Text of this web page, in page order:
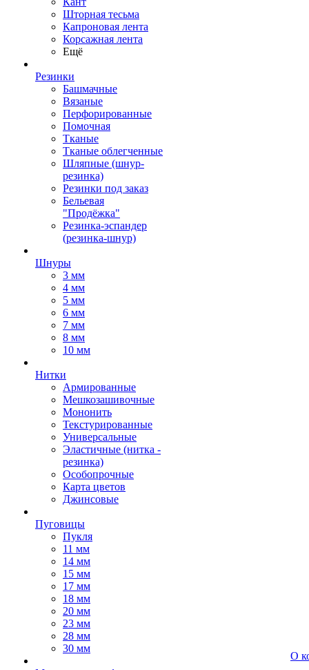
Шторная тесьма
Капроновая лента
Корсажная лента
Ещё
Резинки
Башмачные
Вязаные
Перфорированные
Помочная
Тканые
Тканые облегченные
Шляпные (шнур-
резинка)
Резинки под заказ
Бельевая
"Продёжка"
Резинка-эспандер
(резинка-шнур)
Шнуры
3 мм
4 мм
5 мм
6 мм
7 мм
8 мм
10 мм
Нитки
Армированные
Мешкозашивочные
Мононить
Текстурированные
Универсальные
Эластичные (нитка -
резинка)
Особопрочные
Карта цветов
Джинсовые
Пуговицы
Пукля
11 мм
14 мм
15 мм
17 мм
18 мм
20 мм
23 мм
28 мм
30 мм
О